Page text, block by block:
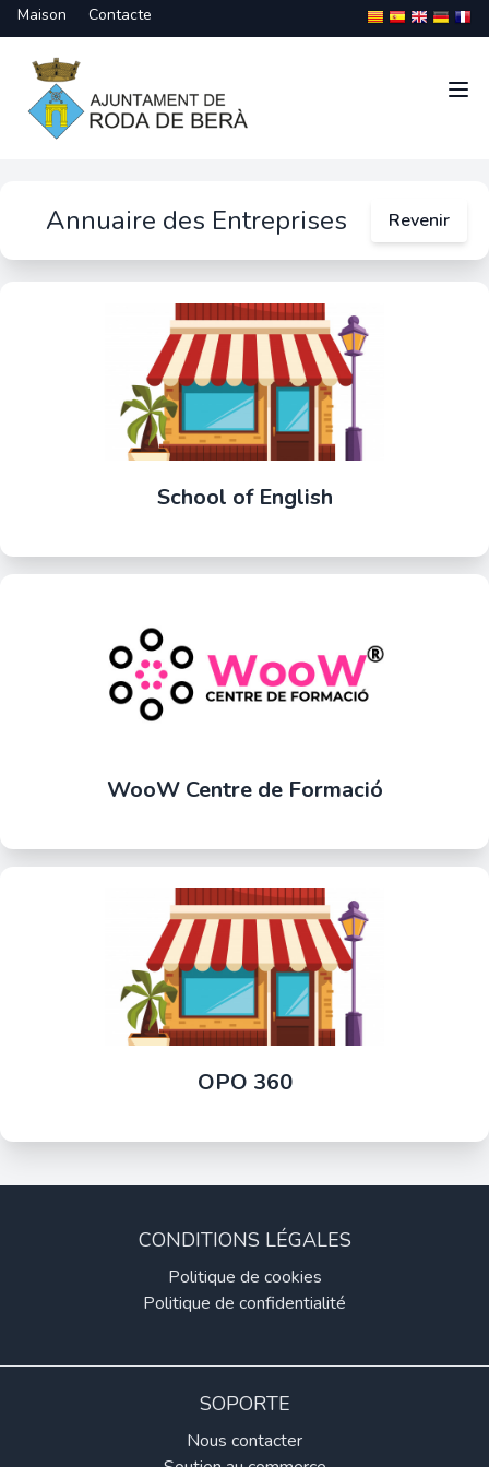
Maison Contacte
Revenir
Annuaire des Entreprises
School of English
WooW Centre de Formació
OPO 360
CONDITIONS LÉGALES
Politique de cookies
Politique de confidentialité
SOPORTE
Nous contacter